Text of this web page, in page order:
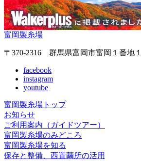
富岡製糸場
〒370-2316 群馬県富岡市富岡１番地１
facebook
instagram
youtube
富岡製糸場トップ
お知らせ
ご利用案内（ガイドツアー）
富岡製糸場のみどころ
富岡製糸場を知る
保存と整備、西置繭所の活用